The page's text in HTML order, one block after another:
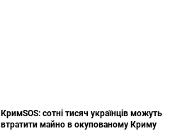
КримSOS: сотні тисяч українців можуть
втратити майно в окупованому Криму